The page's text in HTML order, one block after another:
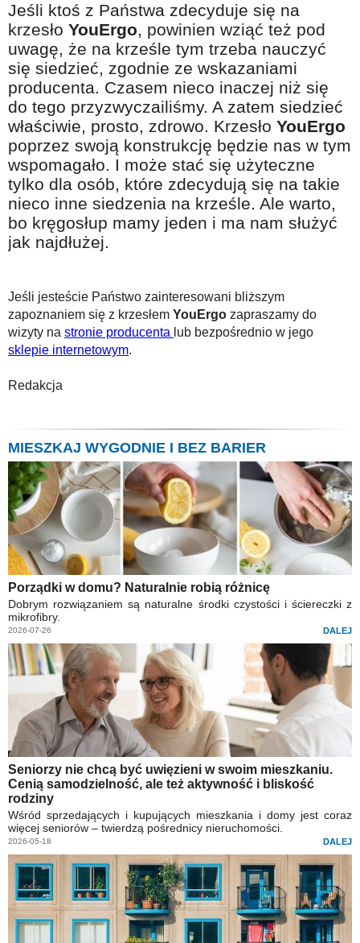
Jeśli ktoś z Państwa zdecyduje się na
krzesło YouErgo, powinien wziąć też pod
uwagę, że na krześle tym trzeba nauczyć
się siedzieć, zgodnie ze wskazaniami
producenta. Czasem nieco inaczej niż się
do tego przyzwyczailiśmy. A zatem siedzieć
właściwie, prosto, zdrowo. Krzesło YouErgo
poprzez swoją konstrukcję będzie nas w tym
wspomagało. I może stać się użyteczne
tylko dla osób, które zdecydują się na takie
nieco inne siedzenia na krześle. Ale warto,
bo kręgosłup mamy jeden i ma nam służyć
jak najdłużej.
Jeśli jesteście Państwo zainteresowani bliższym
zapoznaniem się z krzesłem YouErgo zapraszamy do
wizyty na stronie producenta lub bezpośrednio w jego
sklepie internetowym.
Redakcja
MIESZKAJ WYGODNIE I BEZ BARIER
Porządki w domu? Naturalnie robią różnicę
Dobrym rozwiązaniem są naturalne środki czystości i ściereczki z
mikrofibry.
2026-07-26 DALEJ
Seniorzy nie chcą być uwięzieni w swoim mieszkaniu.
Cenią samodzielność, ale też aktywność i bliskość
rodziny
Wśród sprzedających i kupujących mieszkania i domy jest coraz
więcej seniorów – twierdzą pośrednicy nieruchomości.
2026-05-18 DALEJ